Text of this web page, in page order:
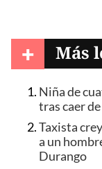
+ Más
Niña de
tras caer
Taxista
a un
Durango